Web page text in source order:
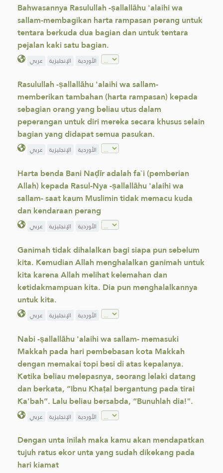
Bahwasannya Rasulullah -ṣallallāhu 'alaihi wa
sallam-membagikan harta rampasan perang untuk
tentara berkuda dua bagian dan untuk tentara
pejalan kaki satu bagian.
عربي الإنجليزية الأوردية
Rasulullah -ṣallallāhu 'alaihi wa sallam-
memberikan tambahan (harta rampasan) kepada
sebagian orang yang beliau utus dalam
peperangan untuk diri mereka secara khusus selain
bagian yang didapat semua pasukan.
عربي الإنجليزية الأوردية
Harta benda Bani Naḍīr adalah fa`i (pemberian
Allah) kepada Rasul-Nya -ṣallallāhu 'alaihi wa
sallam- saat kaum Muslimin tidak memacu kuda
dan kendaraan perang
عربي الإنجليزية الأوردية
Ganimah tidak dihalalkan bagi siapa pun sebelum
kita. Kemudian Allah menghalalkan ganimah untuk
kita karena Allah melihat kelemahan dan
ketidakmampuan kita. Dia pun menghalalkannya
untuk kita.
عربي الإنجليزية الأوردية
Nabi -ṣallallāhu 'alaihi wa sallam- memasuki
Makkah pada hari pembebasan kota ‎Makkah
dengan memakai topi besi di atas kepalanya.
Ketika beliau melepasnya, seorang lelaki ‎datang
dan berkata, “Ibnu Khaṭal bergantung pada tirai
Ka'bah”. Lalu beliau bersabda, ‎‎“Bunuhlah dia!".‎
عربي الإنجليزية الأوردية
Dengan unta inilah maka kamu akan mendapatkan
tujuh ratus ekor unta yang sudah dikekang pada
hari kiamat